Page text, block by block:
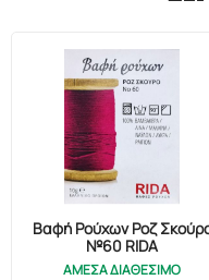
Βαφή Ρούχων Ροζ
№60 RIDA
ΑΜΕΣΑ ΔΙΑΘΕΣΙΜΟ